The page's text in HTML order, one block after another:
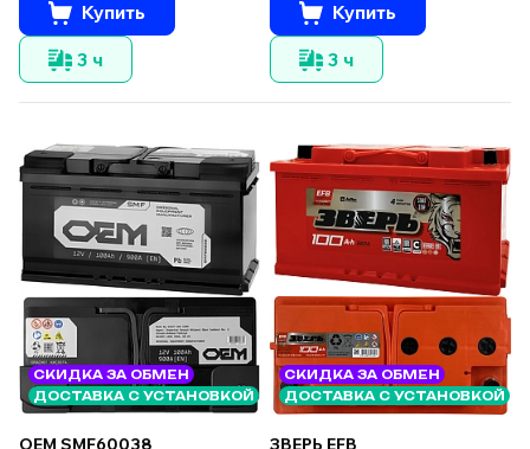
Купить
3 ч
Купить
3 ч
СКИДКА ЗА ОБМЕН
ДОСТАВКА С УСТАНОВКОЙ
OEM SMF60038
СКИДКА ЗА ОБМЕН
ДОСТАВКА С УСТАНОВКОЙ
ЗВЕРЬ EFB